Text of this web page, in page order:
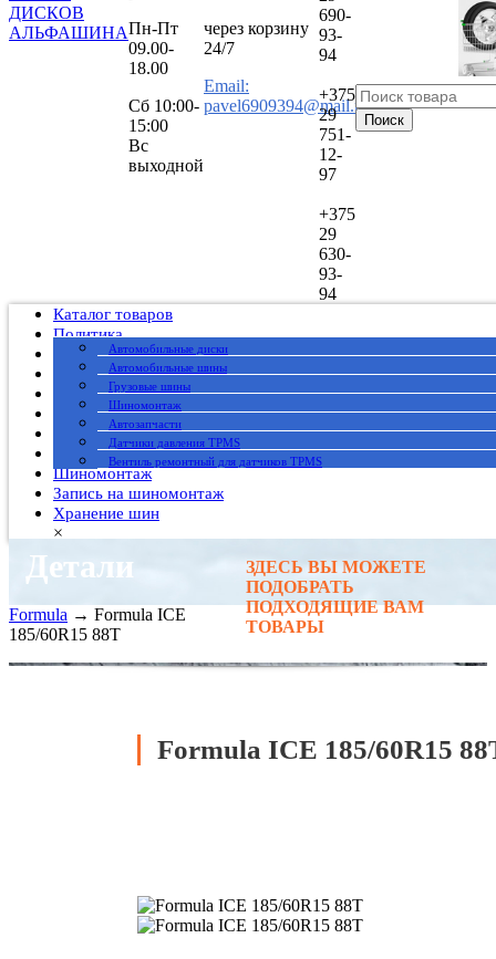
Пн-Пт
09.00-
18.00
Сб 10:00-
15:00
Вс
выходной
через корзину
24/7
Email:
pavel6909394@mail.ru
690-
93-
94
+375
29
751-
12-
97
+375
29
630-
93-
94
Поиск
Каталог товаров
Автомобильные диски
Автомобильные шины
Грузовые шины
Шиномонтаж
Автозапчасти
Датчики давления TPMS
Вентиль ремонтный для датчиков TPMS
Политика
Публичный договор
О нас
Оплата
Доставка
Вакансии
Гарантия
Шиномонтаж
Запись на шиномонтаж
Хранение шин
×
Детали
ЗДЕСЬ ВЫ МОЖЕТЕ
ПОДОБРАТЬ
ПОДХОДЯЩИЕ ВАМ
ТОВАРЫ
Formula → Formula ICE
185/60R15 88T
Formula ICE 185/60R15